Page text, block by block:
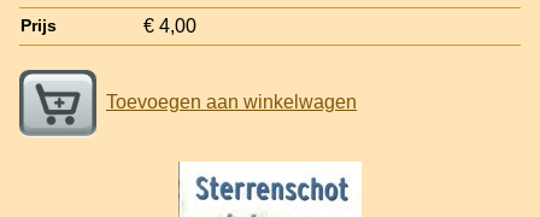
Prijs € 4,00
Toevoegen aan winkelwagen